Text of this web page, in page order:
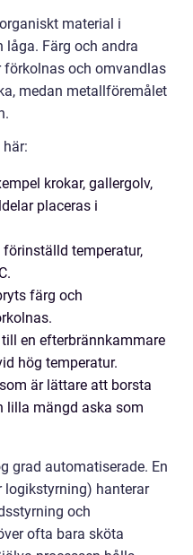
material i
låga. Färg och andra
och omvandlas
medan metallföremålet
krokar, gallergolv,
placeras i
temperatur,
färg och
en efterbrännkammare
hög temperatur.
är lättare att borsta
lilla mängd aska som
grad automatiserade. En
logikstyrning) hanterar
och
ofta bara sköta